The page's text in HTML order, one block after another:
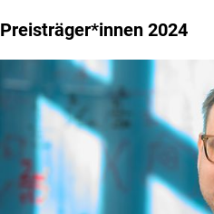
Preisträger*innen 2024